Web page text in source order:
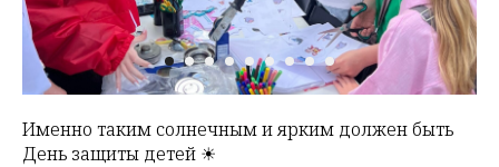
Именно таким солнечным и ярким должен быть
День защиты детей ☀